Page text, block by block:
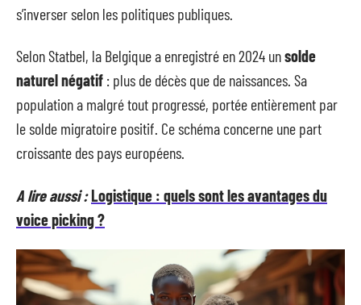
s’inverser selon les politiques publiques.
Selon Statbel, la Belgique a enregistré en 2024 unsolde
naturel négatif : plus de décès que de naissances. Sa
population a malgré tout progressé, portée entièrement par
le solde migratoire positif. Ce schéma concerne une part
croissante des pays européens.
A lire aussi :Logistique : quels sont les avantages du
voice picking ?